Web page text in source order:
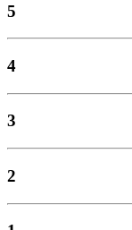
5
4
3
2